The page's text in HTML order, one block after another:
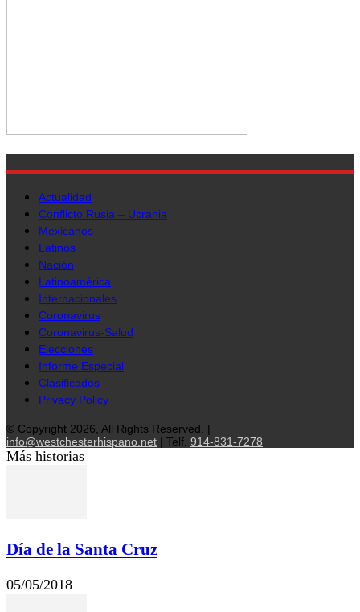
Actualidad
Conflicto Rusia – Ucrania
Mexicanos
Latinos
Nación
Latinoamérica
Internacionales
Coronavirus
Coronavirus-Salud
Elecciones
Informe Especial
Clasificados
Privacy Policy
© Copyright 2026, All Rights Reserved. |
info@westchesterhispano.net | Telf. 914-831-7278
Más historias
Día de la Santa Cruz
05/05/2018